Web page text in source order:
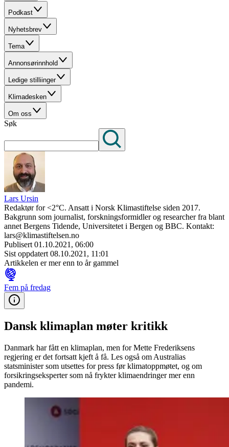
Podkast
Nyhetsbrev
Tema
Annonsørinnhold
Ledige stilliinger
Klimadesken
Om oss
Søk
Lars Ursin
Redaktør for <2°C. Ansatt i Norsk Klimastiftelse siden 2017.
Bakgrunn som journalist, forskningsformidler og researcher fra blant
annet Bergens Tidende, Universitetet i Bergen og BBC. Kontakt:
lars@klimastiftelsen.no
Publisert 01.10.2021, 06:00
Sist oppdatert 08.10.2021, 11:01
Artikkelen er mer enn to år gammel
Fem på fredag
Dansk klimaplan møter kritikk
Danmark har fått en klimaplan, men for Mette Frederiksens
regjering er det fortsatt kjeft å få. Les også om Australias
statsminister som utsettes for press før klimatoppmøtet, og om
forsikringseksperter som nå frykter klimaendringer mer enn
pandemi.